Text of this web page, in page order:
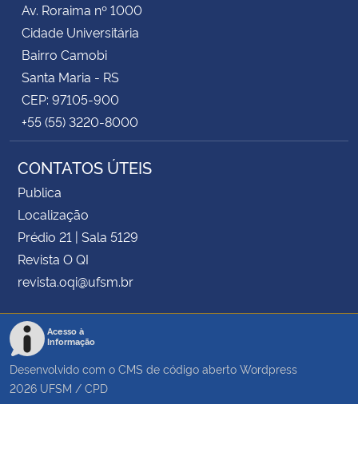
Av. Roraima nº 1000
Cidade Universitária
Bairro Camobi
Santa Maria - RS
CEP: 97105-900
+55 (55) 3220-8000
CONTATOS ÚTEIS
Publica
Localização
Prédio 21 | Sala 5129
Revista O QI
revista.oqi@ufsm.br
Acesso à
Informação
Desenvolvido com o CMS de código aberto Wordpress
2026 UFSM / CPD